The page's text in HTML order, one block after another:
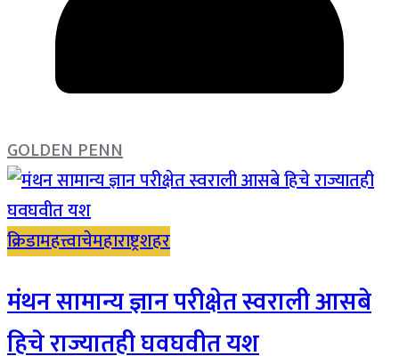
GOLDEN PENN
क्रिडामहत्त्वाचेमहाराष्ट्रशहर
मंथन सामान्य ज्ञान परीक्षेत स्वराली आसबे
हिचे राज्यातही घवघवीत यश